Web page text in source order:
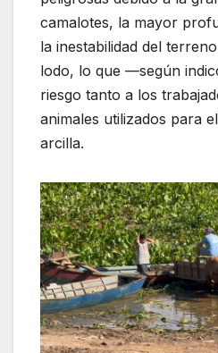
camalotes, la mayor
la inestabilidad del
lodo, lo que —según
riesgo tanto a los
animales utilizados para
arcilla.